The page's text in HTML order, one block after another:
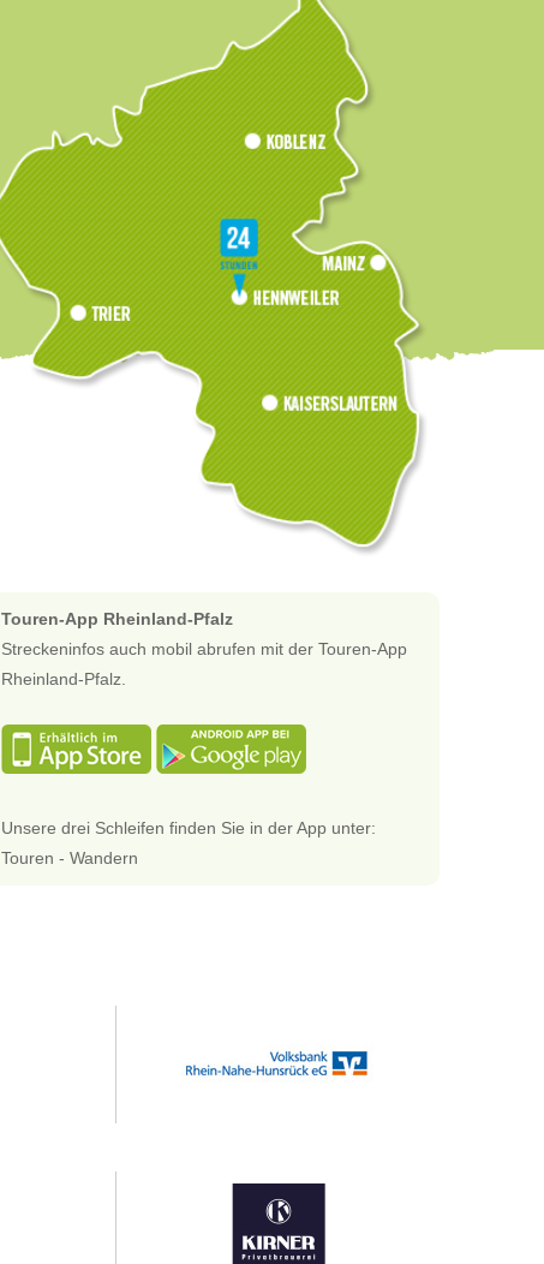
Touren-App Rheinland-Pfalz
Streckeninfos auch mobil abrufen mit der Touren-App
Rheinland-Pfalz.
Unsere drei Schleifen finden Sie in der App unter:
Touren - Wandern